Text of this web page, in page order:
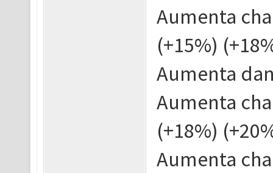
Aumenta
(+15%)
Aumenta
Aumenta
(+18%)
Aumenta